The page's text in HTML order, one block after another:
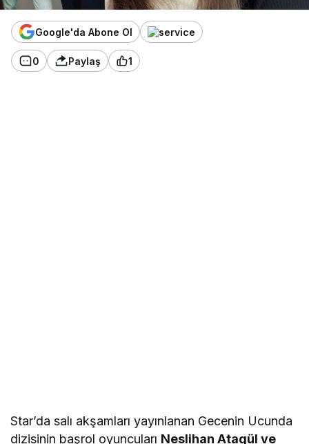
Google'da Abone Ol
0 Paylaş 1
Star’da salı akşamları yayınlanan Gecenin Ucunda
dizisinin başrol oyuncuları Neslihan Atagül ve